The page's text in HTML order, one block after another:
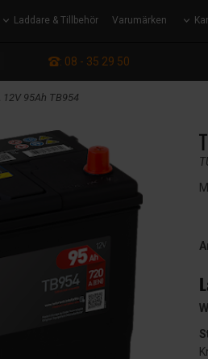
Laddare & Tillbehör Varumärken
: 08 - 35 29 50
12V 95Ah TB954